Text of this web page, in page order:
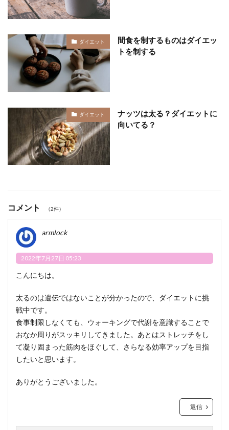
ダイエット
間食を制するものはダイエッ
トを制する
ダイエット
ナッツは太る？ダイエットに
向いてる？
コメント （2件）
armlock
2022年7月27日 05:23
こんにちは。
太るのは遺伝ではないことが分かったので、ダイエットに挑
戦中です。
食事制限しなくても、ウォーキングで代謝を意識することで
おなか周りがスッキリしてきました。あとはストレッチをし
て凝り固まった筋肉をほぐして、さらなる効率アップを目指
したいと思います。
ありがとうございました。
返信